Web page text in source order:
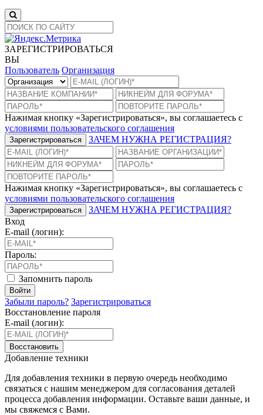
ЗАРЕГИСТРИРОВАТЬСЯ
ВЫ
Пользователь Организация
Нажимая кнопку «Зарегистрироваться», вы соглашаетесь с
условиями пользовательского соглашения
Зарегистрироваться ЗАЧЕМ НУЖНА РЕГИСТРАЦИЯ?
Нажимая кнопку «Зарегистрироваться», вы соглашаетесь с
условиями пользовательского соглашения
Зарегистрироваться
ЗАЧЕМ НУЖНА РЕГИСТРАЦИЯ?
Вход
E-mail (логин):
Пароль:
Запомнить пароль
Войти
Забыли пароль? Зарегистрироваться
Восстановление пароля
E-mail (логин):
Восстановить
Добавление техники
Для добавления техники в первую очередь необходимо
связаться с нашим менеджером для согласования деталей
процесса добавления информации. Оставьте ваши данные, и
мы свяжемся с Вами.